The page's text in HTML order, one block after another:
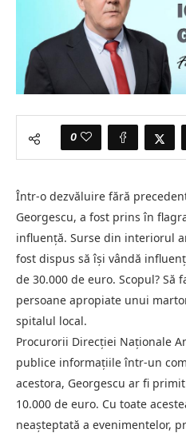
0
Într-o dezvăluire fără
Georgescu, a fost prins în
influență. Surse din interiorul
fost dispus să își vândă
de 30.000 de euro. Scopul? Să
persoane apropiate unui
spitalul local.
Procurorii Direcției Naționale
publice informațiile într-un
acestora, Georgescu ar fi
10.000 de euro. Cu toate
neașteptată a evenimentelor,